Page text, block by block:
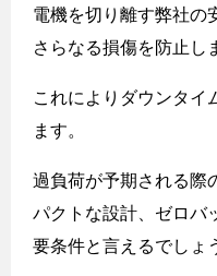
電機を切り離す弊社の
さらなる損傷を防止し
これによりダウンタイ
ます。
過負荷が予期される際
パクトな設計、ゼロバ
要条件と言えるでしょ